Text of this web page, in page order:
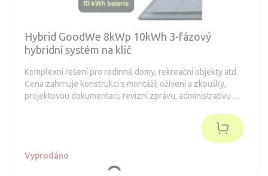
Hybrid GoodWe 8kWp 10kWh 3-fázový
hybridní systém na klíč
Komplexní řešení pro rodinné domy, rekreační objekty atd.
Cena zahrnuje konstrukci s montáží, oživení a zkoušky,
projektovou dokumentaci, revizní zprávu, administrativu
Vyprodáno